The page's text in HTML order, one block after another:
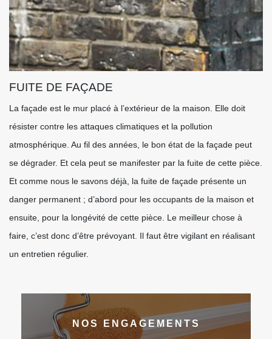
FUITE DE FAÇADE
La façade est le mur placé à l’extérieur de la maison. Elle doit
résister contre les attaques climatiques et la pollution
atmosphérique. Au fil des années, le bon état de la façade peut
se dégrader. Et cela peut se manifester par la fuite de cette pièce.
Et comme nous le savons déjà, la fuite de façade présente un
danger permanent ; d’abord pour les occupants de la maison et
ensuite, pour la longévité de cette pièce. Le meilleur chose à
faire, c’est donc d’être prévoyant. Il faut être vigilant en réalisant
un entretien régulier.
NOS ENGAGEMENTS